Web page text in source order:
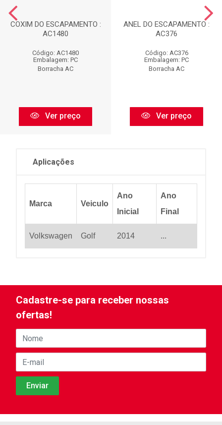
COXIM DO ESCAPAMENTO :
AC1480
Código: AC1480
Embalagem: PC
Borracha AC
Ver preço
ANEL DO ESCAPAMENTO :
AC376
Código: AC376
Embalagem: PC
Borracha AC
Ver preço
Aplicações
Marca Veiculo
Ano
Inicial
Ano
Final
Volkswagen Golf 2014 ...
Cadastre-se para receber nossas
ofertas!